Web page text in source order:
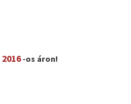
2016-os áron!